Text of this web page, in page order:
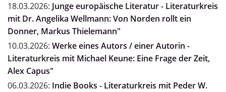
18.03.2026: Junge europäische Literatur - Literaturkreis
mit Dr. Angelika Wellmann: Von Norden rollt ein
Donner, Markus Thielemann"
10.03.2026: Werke eines Autors / einer Autorin -
Literaturkreis mit Michael Keune: Eine Frage der Zeit,
Alex Capus"
06.03.2026: Indie Books - Literaturkreis mit Peder W.